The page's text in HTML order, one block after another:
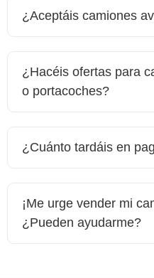
¿Aceptáis camiones
¿Hacéis ofertas para
o portacoches?
¿Cuánto tardáis en
¡Me urge vender mi
¿Pueden ayudarme?